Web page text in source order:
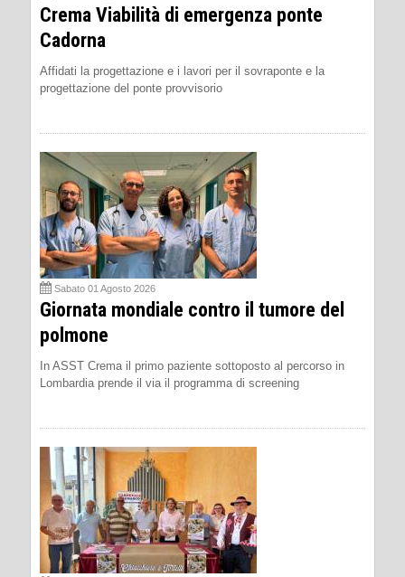
Crema Viabilità di emergenza ponte
Cadorna
Affidati la progettazione e i lavori per il sovraponte e la
progettazione del ponte provvisorio
Sabato 01 Agosto 2026
Giornata mondiale contro il tumore del
polmone
In ASST Crema il primo paziente sottoposto al percorso in
Lombardia prende il via il programma di screening